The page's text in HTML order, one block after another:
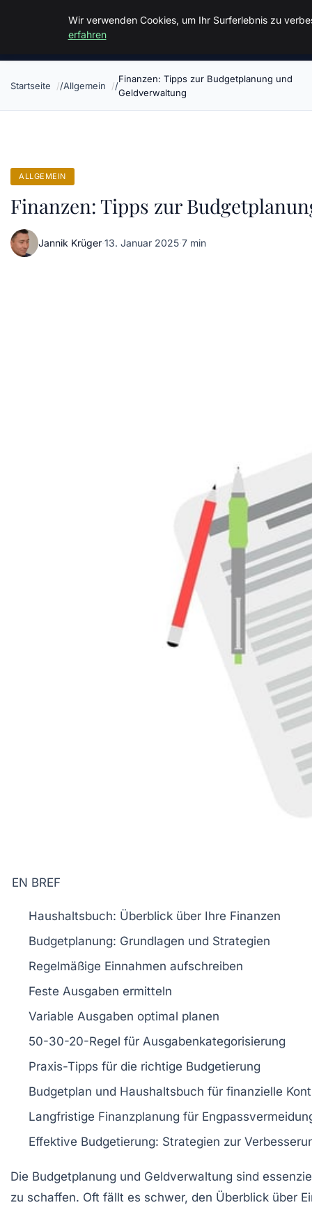
Malzminden
Startseite Allgemein
Finanzen: Tipps zur Budgetplanung und
Geldverwaltung
ALLGEMEIN
Finanzen: Tipps zur
Jannik Krüger·13. Januar 2025·7 min
EN BREF
Haushaltsbuch: Überblick über Ihre Finanzen
Budgetplanung: Grundlagen und Strategien
Regelmäßige Einnahmen aufschreiben
Feste Ausgaben ermitteln
Variable Ausgaben optimal planen
50-30-20-Regel für Ausgabenkategorisierung
Praxis-Tipps für die richtige Budgetierung
Budgetplan und Haushaltsbuch für finanzielle
Langfristige Finanzplanung für
Effektive Budgetierung: Strategien zur
Die Budgetplanung und Geldverwaltung sind
zu schaffen. Oft fällt es schwer, den Überblick über
Wir verwenden Cookies, um Ihr Surferlebnis zu
erfahren